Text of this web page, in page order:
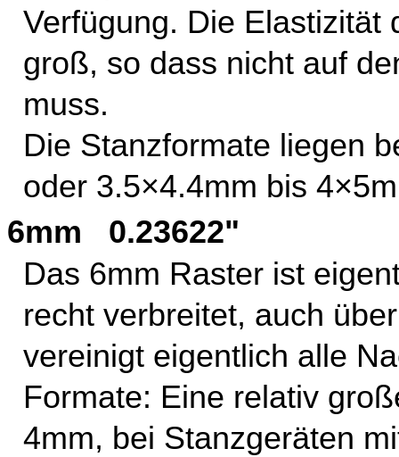
Verfügung. Die Elastizität
groß, so dass nicht auf
muss.
Die Stanzformate liegen
oder 3.5×4.4mm bis
6mm 0.23622"
Das 6mm Raster ist
recht verbreitet, auch
vereinigt eigentlich alle
Formate: Eine relativ
4mm, bei Stanzgeräten